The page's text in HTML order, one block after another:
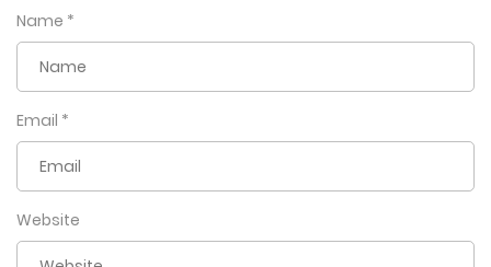
Name *
Email *
Website